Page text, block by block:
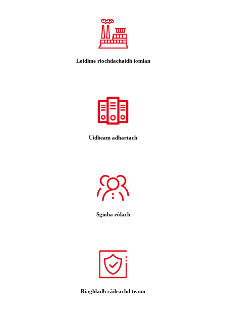
Loidhne riochdachaidh iomlan
Uidheam adhartach
Sgioba eòlach
Riaghladh càileachd teann